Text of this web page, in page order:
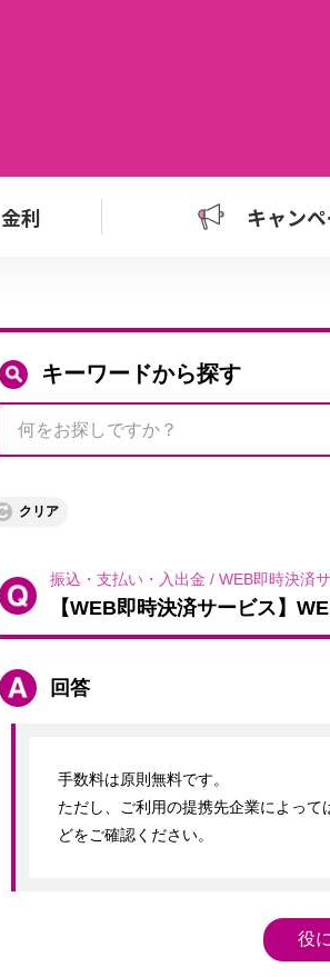
金利 キャン
キーワードから探す
クリア
振込・支払い・入出金 / WEB即時決済
【WEB即時決済サービス】
回答
手数料は原則無料です。
ただし、ご利用の提携先企業によっ
どをご確認ください。
役